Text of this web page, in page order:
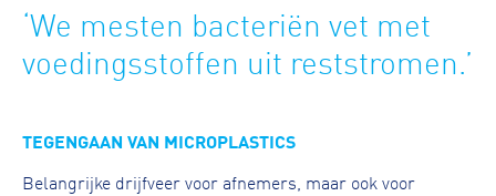
‘We mesten bacteriën vet met
voedingsstoffen uit reststromen.’
TEGENGAAN VAN MICROPLASTICS
Belangrijke drijfveer voor afnemers, maar ook voor